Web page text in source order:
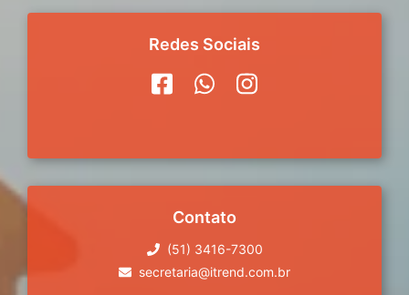
Redes Sociais
Contato
(51) 3416-7300
secretaria@itrend.com.br